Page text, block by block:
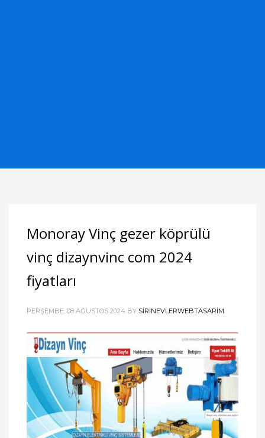
Monoray Vinç gezer köprülü
vinç dizaynvinc com 2024
fiyatları
PERŞEMBE, 08 AĞUSTOS 2024 BY SIRINEVLERWEBTASARIM